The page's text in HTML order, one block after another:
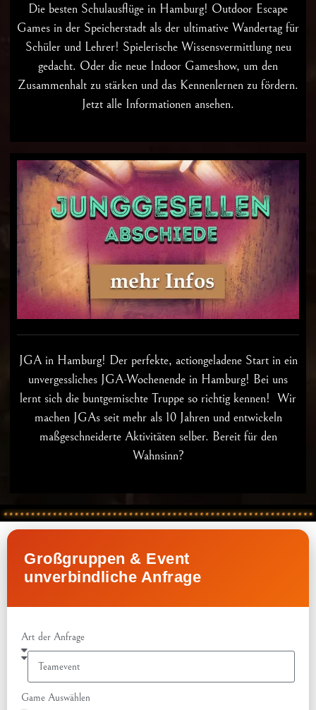
Die besten Schulausflüge in Hamburg! Outdoor Escape
Games in der Speicherstadt als der ultimative Wandertag für
Schüler und Lehrer! Spielerische Wissensvermittlung neu
gedacht. Oder die neue Indoor Gameshow, um den
Zusammenhalt zu stärken und das Kennenlernen zu fördern.
Jetzt alle Informationen ansehen.
JGA in Hamburg! Der perfekte, actiongeladene Start in ein
unvergessliches JGA-Wochenende in Hamburg! Bei uns
lernt sich die buntgemischte Truppe so richtig kennen! Wir
machen JGAs seit mehr als 10 Jahren und entwickeln
maßgeschneiderte Aktivitäten selber. Bereit für den
Wahnsinn?
Großgruppen & Event
unverbindliche Anfrage
Art der Anfrage
Game Auswählen